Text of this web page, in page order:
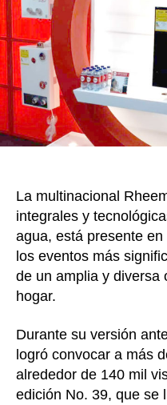
k
La multinacional
integrales y
agua, está presente
los eventos más
de un amplia y diversa
hogar.
Durante su versión
logró convocar a más
alrededor de 140 mil
edición No. 39, que se